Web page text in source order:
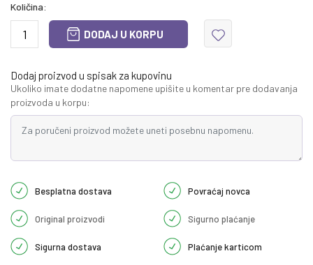
Količina:
DODAJ U KORPU
Dodaj proizvod u spisak za kupovinu
Ukoliko imate dodatne napomene upišite u komentar pre dodavanja
proizvoda u korpu:
Besplatna dostava Povraćaj novca
Original proizvodi Sigurno plaćanje
Sigurna dostava Plaćanje karticom